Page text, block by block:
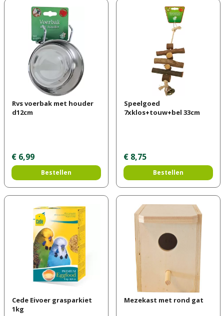
Rvs voerbak met houder
d12cm
€ 6,99
Bestellen
Speelgoed
7xklos+touw+bel 33cm
€ 8,75
Bestellen
Cede Eivoer grasparkiet
1kg
Mezekast met rond gat